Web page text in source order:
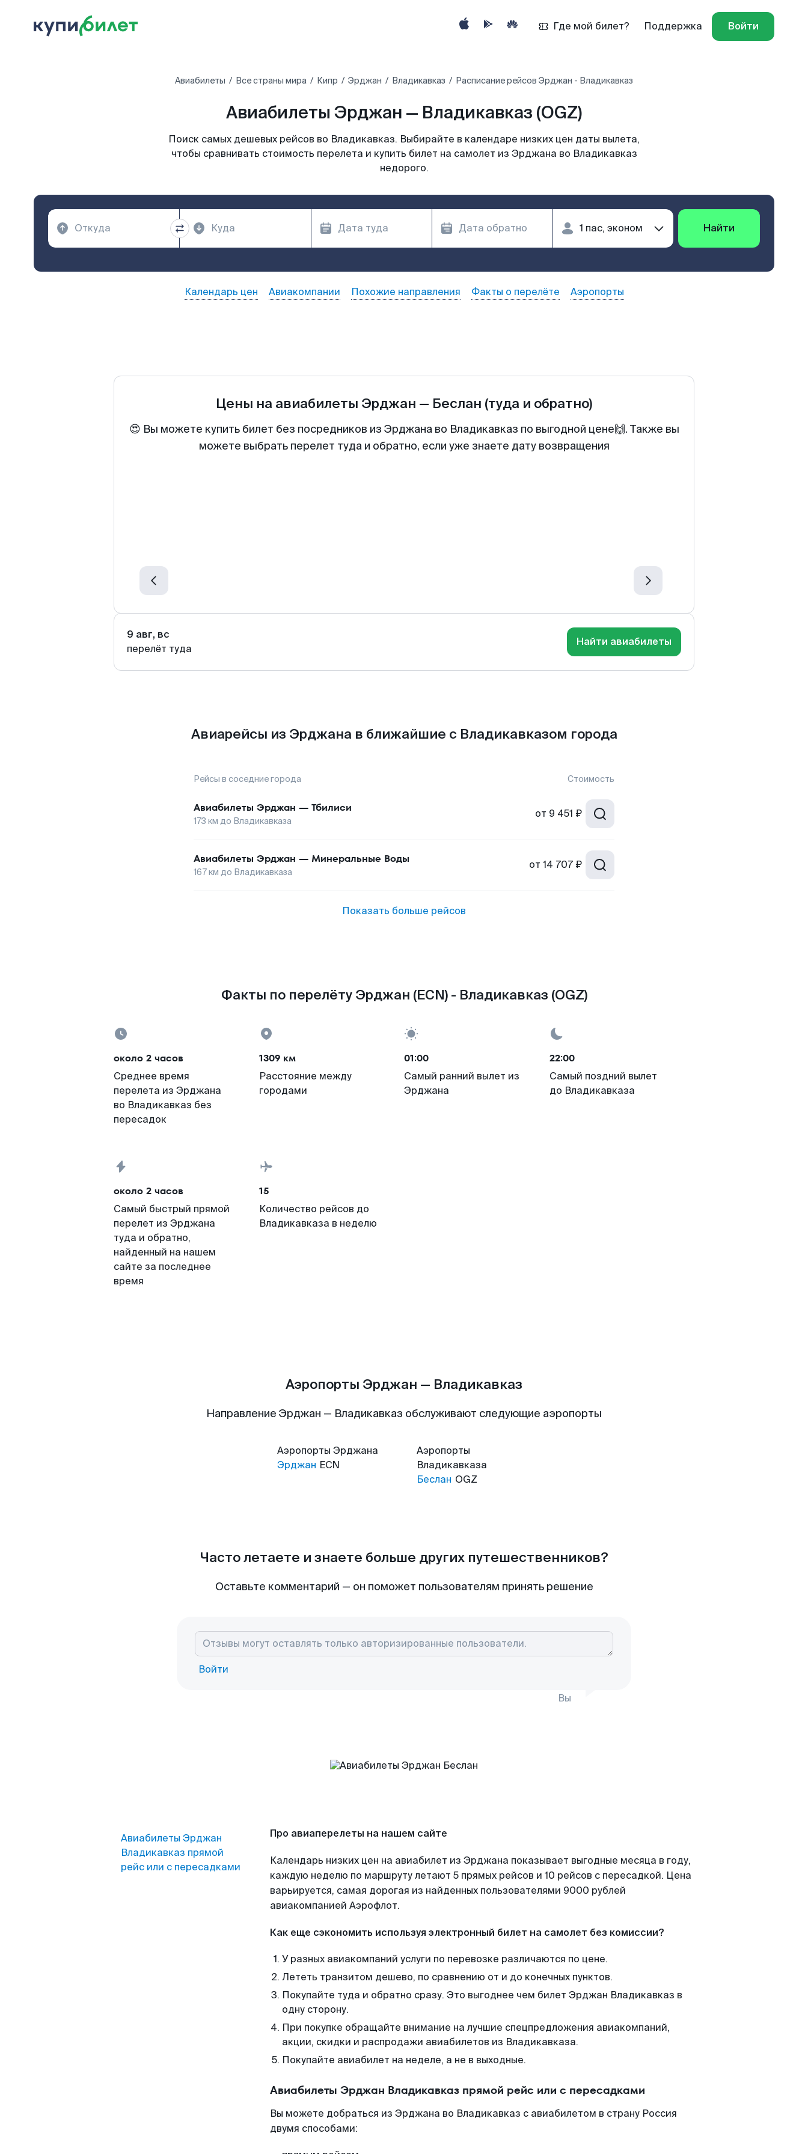
Где мой билет? Поддержка Войти
Авиабилеты Все страны мира Кипр Эрджан Владикавказ Расписание рейсов Эрджан - Владикавказ
Авиабилеты Эрджан — Владикавказ (OGZ)
Поиск самых дешевых рейсов во Владикавказ. Выбирайте в календаре низких цен даты вылета,
чтобы сравнивать стоимость перелета и купить билет на самолет из Эрджана во Владикавказ
недорого.
Найти
Календарь цен Авиакомпании Похожие направления Факты о перелёте Аэропорты
Цены на авиабилеты Эрджан — Беслан (туда и обратно)
😍 Вы можете купить билет без посредников из Эрджана во Владикавказ по выгодной цене🙌. Также вы
можете выбрать перелет туда и обратно, если уже знаете дату возвращения
9 авг, вс
перелёт туда
Найти авиабилеты
Авиарейсы из Эрджана в ближайшие с Владикавказом города
Рейсы в соседние города Стоимость
Авиабилеты Эрджан — Тбилиси
173 км до Владикавказа
от 9 451 ₽
Авиабилеты Эрджан — Минеральные Воды
167км до Владикавказа
от 14 707 ₽
Показать больше рейсов
Факты по перелёту Эрджан (ECN) - Владикавказ (OGZ)
около 2 часов
Среднее время
перелета из Эрджана
во Владикавказ без
пересадок
1309 км
Расстояние между
городами
01:00
Самый ранний вылет из
Эрджана
22:00
Самый поздний вылет
до Владикавказа
около 2 часов
Самый быстрый прямой
перелет из Эрджана
туда и обратно,
найденный на нашем
сайте за последнее
время
15
Количество рейсов до
Владикавказа в неделю
Аэропорты Эрджан — Владикавказ
Направление Эрджан — Владикавказ обслуживают следующие аэропорты
Аэропорты Эрджана
Эрджан ECN
Аэропорты
Владикавказа
Беслан OGZ
Часто летаете и знаете больше других путешественников?
Оставьте комментарий — он поможет пользователям принять решение
Войти
Вы
Авиабилеты Эрджан
Владикавказ прямой
рейс или с пересадками
Про авиаперелеты на нашем сайте
Календарь низких цен на авиабилет из Эрджана показывает выгодные месяца в году,
каждую неделю по маршруту летают 5 прямых рейсов и 10 рейсов с пересадкой. Цена
варьируется, самая дорогая из найденных пользователями 9000 рублей
авиакомпанией Аэрофлот.
Как еще сэкономить используя электронный билет на самолет без комиссии?
У разных авиакомпаний услуги по перевозке различаются по цене.
Лететь транзитом дешево, по сравнению от и до конечных пунктов.
Покупайте туда и обратно сразу. Это выгоднее чем билет Эрджан Владикавказ в
одну сторону.
При покупке обращайте внимание на лучшие спецпредложения авиакомпаний,
акции, скидки и распродажи авиабилетов из Владикавказа.
Покупайте авиабилет на неделе, а не в выходные.
Авиабилеты Эрджан Владикавказ прямой рейс или с пересадками
Вы можете добраться из Эрджана во Владикавказ с авиабилетом в страну Россия
двумя способами: